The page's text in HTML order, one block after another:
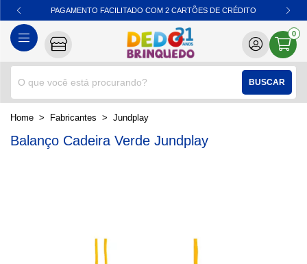
BUSCAR
0
PAGAMENTO FACILITADO COM 2 CARTÕES DE CRÉDITO
home Fabricantes jundplay
Balanço Cadeira Verde Jundplay